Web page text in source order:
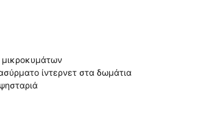
ίντερνετ στα δωμάτια